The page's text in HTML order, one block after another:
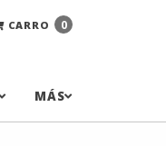
CARRO 0
MÁS